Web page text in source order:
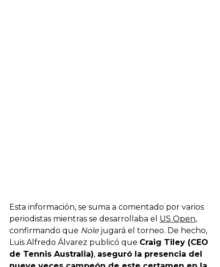
Esta información, se suma a comentado por varios
periodistas mientras se desarrollaba el US Open,
confirmando que Nolejugará el torneo. De hecho,
Luis Alfredo Álvarez publicó que Craig Tiley (CEO
de Tennis Australia), aseguró la presencia del